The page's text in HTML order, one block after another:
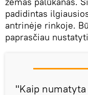
padidintas
antrinėje rinkoje.
paprasčiau
"Kaip